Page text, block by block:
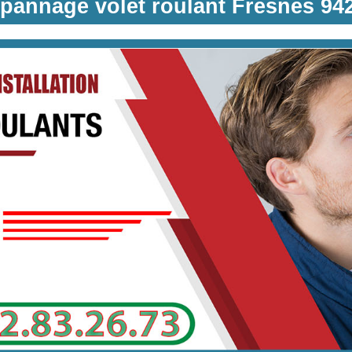
volet roulant Fresnes